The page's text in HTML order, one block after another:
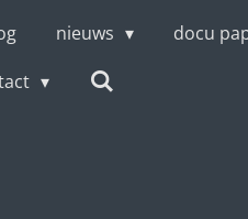
nieuws
docu